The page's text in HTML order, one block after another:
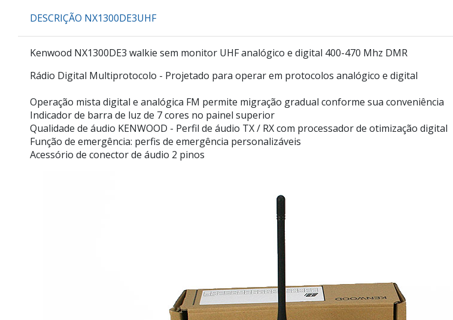
DESCRIÇÃO NX1300DE3UHF
Kenwood NX1300DE3 walkie sem monitor UHF analógico e digital 400-470 Mhz DMR
Rádio Digital Multiprotocolo - Projetado para operar em protocolos analógico e digital
Operação mista digital e analógica FM permite migração gradual conforme sua conveniência
Indicador de barra de luz de 7 cores no painel superior
Qualidade de áudio KENWOOD - Perfil de áudio TX / RX com processador de otimização digital
Função de emergência: perfis de emergência personalizáveis
Acessório de conector de áudio 2 pinos